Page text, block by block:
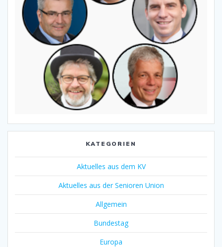
KATEGORIEN
Aktuelles aus dem KV
Aktuelles aus der Senioren Union
Allgemein
Bundestag
Europa